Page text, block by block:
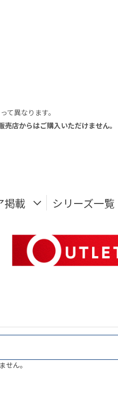
て異なります。
店からはご購入いただけません。
掲載 シリーズ一覧
せん。